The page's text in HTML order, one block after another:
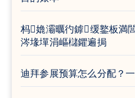
杩嫓灞曞彴鎼缓鐜板満
涔堟墠涓嶇櫧鑺遍挶
迪拜参展预算怎么分配？